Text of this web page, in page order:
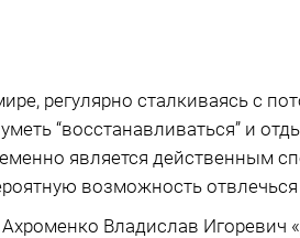
регулярно сталкиваясь с
“восстанавливаться” и
является действенным
возможность
Владислав Игоревич